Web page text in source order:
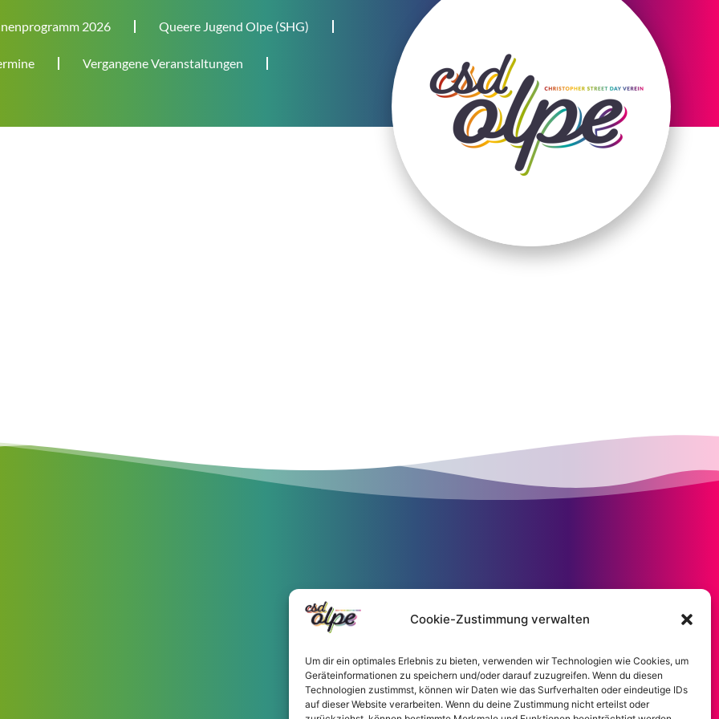
Cookie-Zustimmung verwalten
Um dir ein optimales Erlebnis zu bieten, verwenden wir Technologien wie Cookies, um
Geräteinformationen zu speichern und/oder darauf zuzugreifen. Wenn du diesen
Technologien zustimmst, können wir Daten wie das Surfverhalten oder eindeutige IDs
auf dieser Website verarbeiten. Wenn du deine Zustimmung nicht erteilst oder
2026 Queere Jugend Olpe (SHG)
Vergangene Veranstaltungen